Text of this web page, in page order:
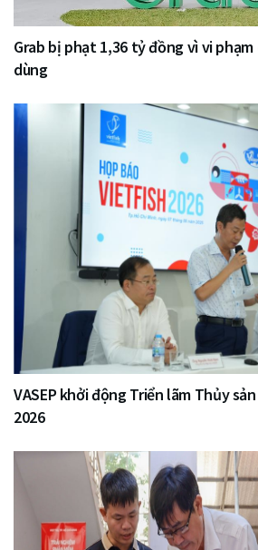
Grab bị phạt 1,36 tỷ đồng vì vi
dùng
VASEP khởi động Triển lãm Thủy
2026